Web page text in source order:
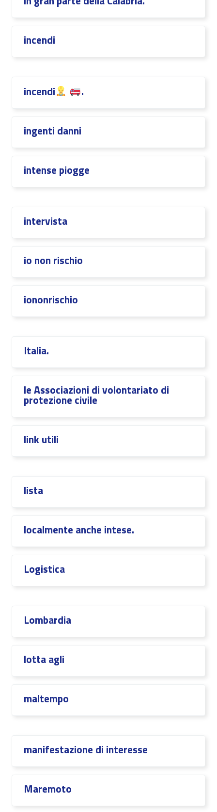
incendi
incendi .
ingenti danni
intense piogge
intervista
io non rischio
iononrischio
Italia.
le Associazioni di volontariato di
protezione civile
link utili
lista
localmente anche intese.
Logistica
Lombardia
lotta agli
maltempo
manifestazione di interesse
Maremoto